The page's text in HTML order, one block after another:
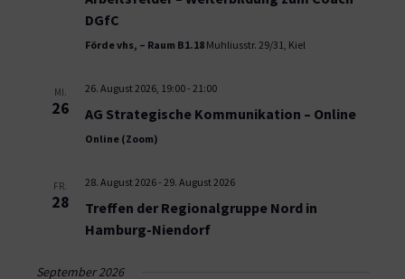
DGfC
Förde vhs, – Raum B1.18 Muhliusstr. 29/31, Kiel
MI.
26
26. August 2026, 19:00- 21:00
AG Strategische Kommunikation – Online
Online (Zoom)
FR.
28
28. August 2026- 29. August 2026
Treffen der Regionalgruppe Nord in
Hamburg-Niendorf
September 2026